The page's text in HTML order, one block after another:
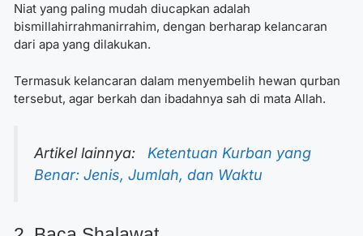
Niat yang paling mudah diucapkan adalah
bismillahirrahmanirrahim, dengan berharap kelancaran
dari apa yang dilakukan.
Termasuk kelancaran dalam menyembelih hewan qurban
tersebut, agar berkah dan ibadahnya sah di mata Allah.
Artikel lainnya: Ketentuan Kurban yang
Benar: Jenis, Jumlah, dan Waktu